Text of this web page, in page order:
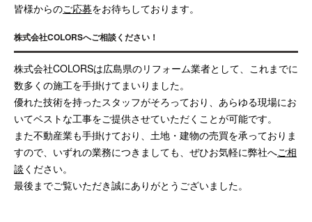
皆様からのご応募をお待ちしております。
株式会社COLORSへご相談ください！
株式会社COLORSは広島県のリフォーム業者として、これまでに
数多くの施工を手掛けてまいりました。
優れた技術を持ったスタッフがそろっており、あらゆる現場にお
いてベストな工事をご提供させていただくことが可能です。
また不動産業も手掛けており、土地・建物の売買を承っておりま
すので、いずれの業務につきましても、ぜひお気軽に弊社へご相
談 ください。
最後までご覧いただき誠にありがとうございました。